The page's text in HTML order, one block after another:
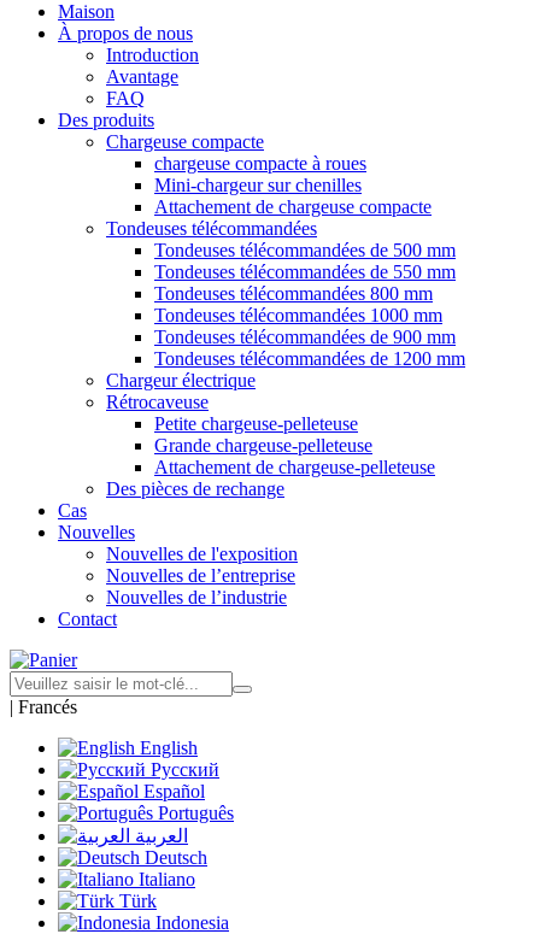
Maison
À propos de nous
Introduction
Avantage
FAQ
Des produits
Chargeuse compacte
chargeuse compacte à roues
Mini-chargeur sur chenilles
Attachement de chargeuse compacte
Tondeuses télécommandées
Tondeuses télécommandées de 500 mm
Tondeuses télécommandées de 550 mm
Tondeuses télécommandées 800 mm
Tondeuses télécommandées 1000 mm
Tondeuses télécommandées de 900 mm
Tondeuses télécommandées de 1200 mm
Chargeur électrique
Rétrocaveuse
Petite chargeuse-pelleteuse
Grande chargeuse-pelleteuse
Attachement de chargeuse-pelleteuse
Des pièces de rechange
Cas
Nouvelles
Nouvelles de l'exposition
Nouvelles de l’entreprise
Nouvelles de l’industrie
Contact
| Francés
English
Русский
Español
Português
العربية
Deutsch
Italiano
Türk
Indonesia